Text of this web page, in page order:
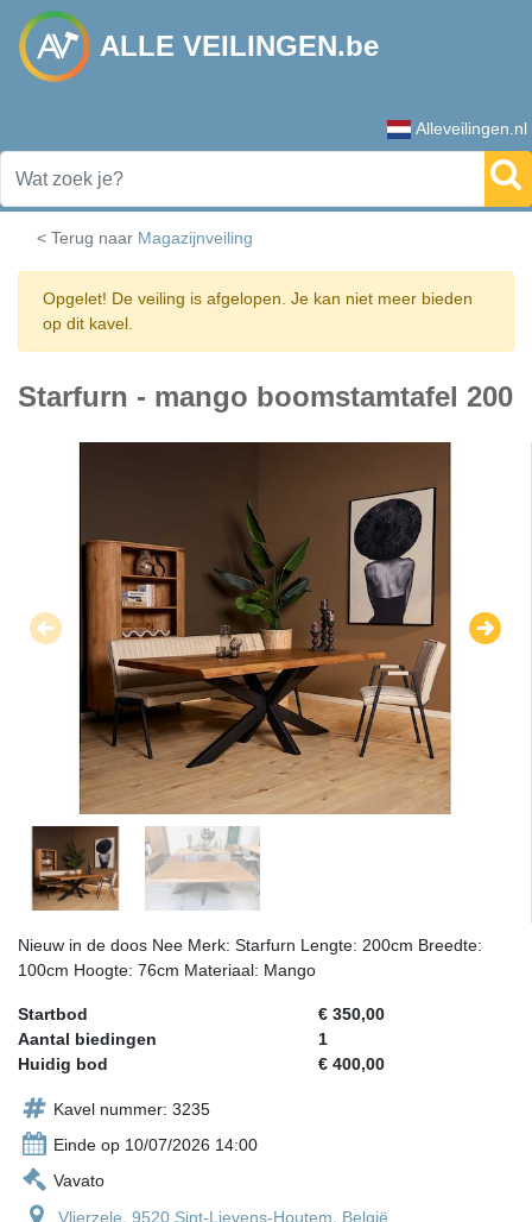
ALLE VEILINGEN.be
Alleveilingen.nl
< Terug naar Magazijnveiling
Opgelet! De veiling is afgelopen. Je kan niet meer bieden
op dit kavel.
Starfurn - mango boomstamtafel 200
Nieuw in de doos Nee Merk: Starfurn Lengte: 200cm Breedte:
100cm Hoogte: 76cm Materiaal: Mango
Startbod
€ 350,00
Aantal biedingen
1
Huidig bod
€ 400,00
Kavel nummer: 3235
Einde op 10/07/2026 14:00
Vavato
Vlierzele, 9520 Sint-Lievens-Houtem, België